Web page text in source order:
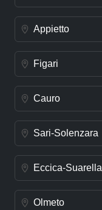
Appietto
Figari
Cauro
Sari-Solenzara
Eccica-Suarella
Olmeto